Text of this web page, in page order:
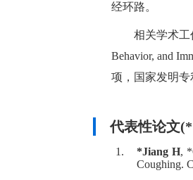
经环路。
相关学术工作
Behavior, and
项，国家发明专
代表性论文(*
1. *Jiang H,
Coughing.